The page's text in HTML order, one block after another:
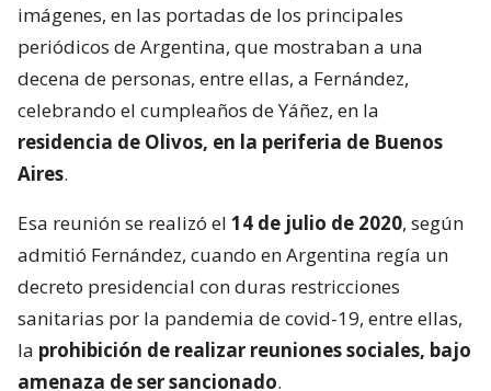
imágenes, en las portadas de los principales
periódicos de Argentina, que mostraban a una
decena de personas, entre ellas, a Fernández,
celebrando el cumpleaños de Yáñez, en la
residencia de Olivos, en la periferia de Buenos
Aires.
Esa reunión se realizó el 14 de julio de 2020, según
admitió Fernández, cuando en Argentina regía un
decreto presidencial con duras restricciones
sanitarias por la pandemia de covid-19, entre ellas,
la prohibición de realizar reuniones sociales, bajo
amenaza de ser sancionado.